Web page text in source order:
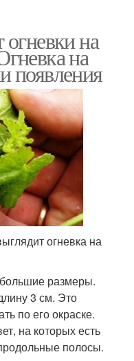
огневки на
на
появления
на
размеры.
3 см. Это
по его окраске.
на которых есть
полосы.